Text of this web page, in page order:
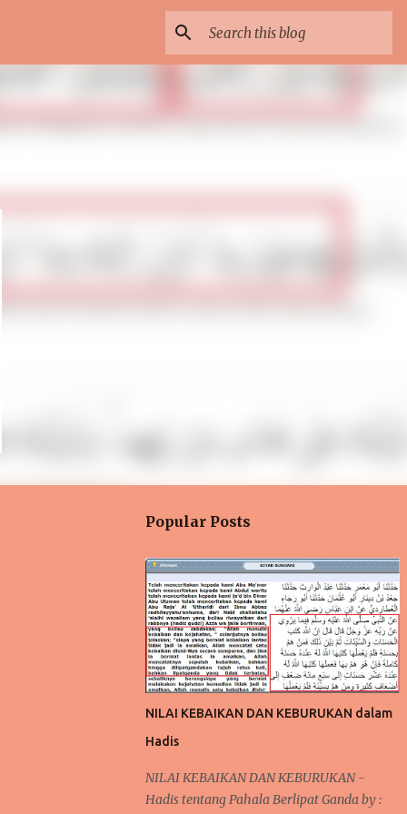
Popular Posts
NILAI KEBAIKAN DAN KEBURUKAN dalam
Hadis
NILAI KEBAIKAN DAN KEBURUKAN -
Hadis tentang Pahala Berlipat Ganda by :